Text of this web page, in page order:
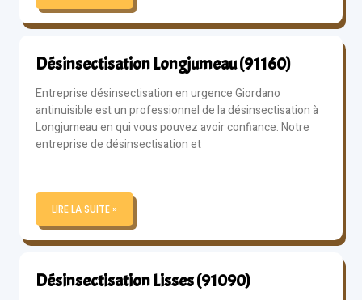
Désinsectisation Longjumeau (91160)
Entreprise désinsectisation en urgence Giordano
antinuisible est un professionnel de la désinsectisation à
Longjumeau en qui vous pouvez avoir confiance. Notre
entreprise de désinsectisation et
LIRE LA SUITE »
Désinsectisation Lisses (91090)